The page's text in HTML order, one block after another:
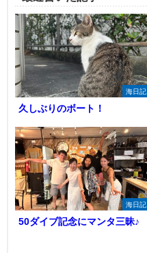
海日記
久しぶりのボート！
海日記
50ダイブ記念にマンタ三昧♪